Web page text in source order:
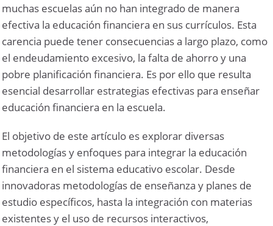
muchas escuelas aún no han integrado de manera
efectiva la educación financiera en sus currículos. Esta
carencia puede tener consecuencias a largo plazo, como
el endeudamiento excesivo, la falta de ahorro y una
pobre planificación financiera. Es por ello que resulta
esencial desarrollar estrategias efectivas para enseñar
educación financiera en la escuela.
El objetivo de este artículo es explorar diversas
metodologías y enfoques para integrar la educación
financiera en el sistema educativo escolar. Desde
innovadoras metodologías de enseñanza y planes de
estudio específicos, hasta la integración con materias
existentes y el uso de recursos interactivos,